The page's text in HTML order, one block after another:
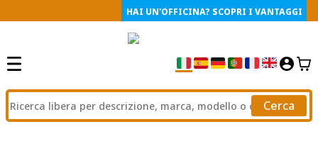
HAI UN'OFFICINA? SCOPRI I VANTAGGI
Cerca